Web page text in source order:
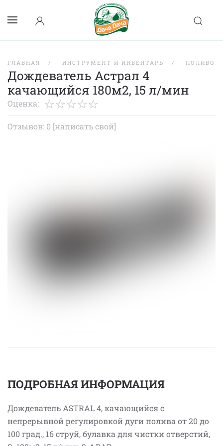
ГЛАВНАЯ ИНСТРУМЕНТ И ИНВЕНТАРЬ
Дождеватель Астрал 4
качающийся 180м2, 15 л/мин
Оценка:
Отзывов: 0 [написать свой]
ПОДРОБНАЯ ИНФОРМАЦИЯ
Дождеватель ASTRAL 4, качающийся с
непрерывной регулировкой дуги полива от 20 до
100 град., 16 струй, булавка для чистки отверстий,